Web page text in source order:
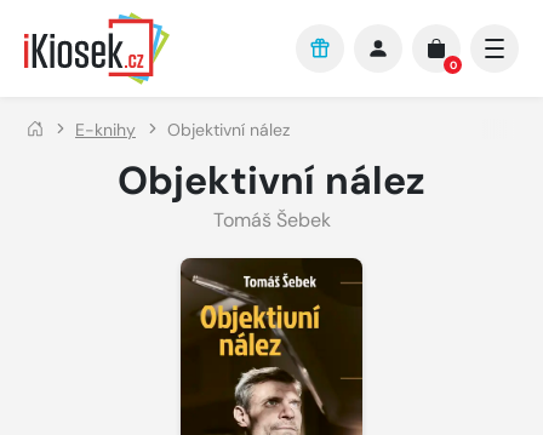
Přejít na hlavní obsah
0
E-knihy Objektivní nález
Objektivní nález
Tomáš Šebek